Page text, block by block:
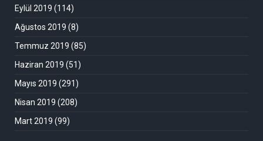
Eylül 2019 (114)
Ağustos 2019 (8)
Temmuz 2019 (85)
Haziran 2019 (51)
Mayıs 2019 (291)
Nisan 2019 (208)
Mart 2019 (99)